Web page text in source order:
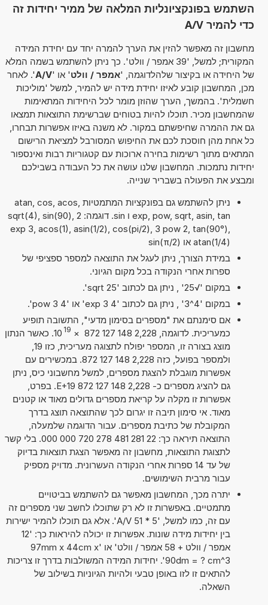
השתמש בפונקציונליות המלאה של ממיר יחידות זה
כדי להמיר A/V
מחשבון זה מאפשר להזין את הערך להמרה יחד עם יחידת המידה
המקורית; למשל, '39 אמפר / וולט'. כך ניתן להשתמש בשמה המלא
של היחידה או בקיצור שלהלדוגמה, 'אמפר / וולט' או 'A/V'. לאחר
מכן, המחשבון קובע לאיזו יחידת מידה יש להמיר, למשל 'מוליכות
חשמלית'. בהמשך, הערך שהוזן מומר לכל היחידות המתאימות
שהמחשבון מכיר. תוכלו להיות בטוחים שברשימת התוצאות תמצאו
גם את ההמרה שחיפשתם במקור. לא משנה באיזו אפשרות תבחרו,
כל אחת מהן חוסכת לכם את החיפוש המסורבל למציאת הרישום
המתאים מתוך רשימות בחירה ארוכות עם קטגוריות רבות ואינספור
יחידות נתמכות. המחשבון שלנו עושה את כל העבודה בשבילכם
ומבצע את הפעולה בשבריר שנייה.
ניתן להשתמש גם בפונקציות המתמטיות atan, cos, acos,
exp, pow, sqrt, asin, tan ו sin. דוגמה: sqrt(4), sin(90), 2
exp 3, acos(1), asin(1/2), cos(pi/2), 3 pow 2, tan(90°),
atan(1/4) או sin(π/2)
במידת הצורך, ניתן לעגל את התוצאה למספר ספציפי של
ספרות אחרי הנקודה בכל מקום הגיוני.
במקום '√25' , ניתן גם לכתוב 'sqrt 25'.
במקום '4^3' , ניתן גם לכתוב '4 exp 3' או '4 pow 3'.
אם סימנתם את "מספרים בסימון מדעי", התשובה תופיע
כמעריכית. לדוגמה, 2,228 148 127 872
×
10 19
. כאשר הנתון
ולמספר בפועל, כזה 2,228 148 127 872. במכשירים עם
אפשרות מוגבלת להצגת מספרים, למשל מחשבוני כיס, ניתן
גם להציג מספרים כ- 2,228 148 127 872 E+19. בפרט,
אפשרות זו מקלה על קריאת מספרים גדולים מאוד או קטנים
מאוד. אי סימון תיבה זו יגרום לכך שהתוצאה תוצג בדרך
המקובלת של כתיבת מספרים. עבור הדוגמה שלמעלה,
התוצאה תיראה כך: 22 281 481 278 720 000 000. בלי קשר
לתצוגת התוצאות, מחשבון זה מאפשר הצגת תוצאות בדיוק
של עד 14 ספרות אחרי הנקודה העשרונית. מדויק מספיק
עבור מרבית השימושים.
יתרה מכך, המחשבון מאפשר גם להשתמש בביטויים
מתמטיים. באפשרות זו לא רק שתוכלו לחשב שני מספרים זה
עם זה, כמו למשל, '5 * 51 A/V'. אלא גם תוכלו להמיר ישירות
בין יחידות מידה שונות. אפשרות זו יכולה להיראות כך: '12
אמפר / וולט + 58 אמפר / וולט' או '97mm x 44cm x
90dm = ? cm^3'. יחידות המידה המשולבות בדרך זו צריכות
להתאים זו לזו באופן טבעי ולהיות הגיוניות בשילוב של
השאלה.